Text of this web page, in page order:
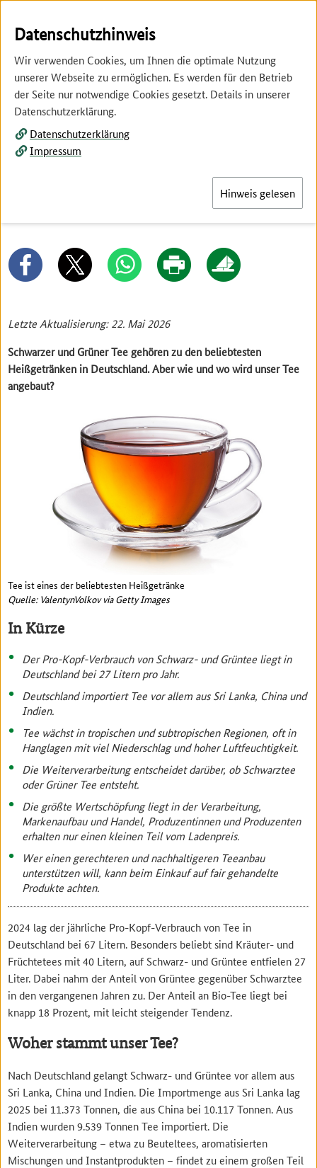
Springe
Hauptnavigation
Springe
Inhalt
Wie wird Tee angebaut?
Letzte Aktualisierung: 22. Mai 2026
Schwarzer und Grüner Tee gehören zu den beliebtesten
Heißgetränken in Deutschland. Aber wie und wo wird unser Tee
angebaut?
Tee ist eines der beliebtesten Heißgetränke
Quelle: ValentynVolkov via Getty Images
In Kürze
Der Pro-Kopf-Verbrauch von Schwarz- und Grüntee liegt in
Deutschland bei 27 Litern pro Jahr.
Deutschland importiert Tee vor allem aus Sri Lanka, China und
Indien.
Tee wächst in tropischen und subtropischen Regionen, oft in
Hanglagen mit viel Niederschlag und hoher Luftfeuchtigkeit.
Die Weiterverarbeitung entscheidet darüber, ob Schwarztee
oder Grüner Tee entsteht.
Die größte Wertschöpfung liegt in der Verarbeitung,
Markenaufbau und Handel, Produzentinnen und Produzenten
erhalten nur einen kleinen Teil vom Ladenpreis.
Wer einen gerechteren und nachhaltigeren Teeanbau
unterstützen will, kann beim Einkauf auf fair gehandelte
Produkte achten.
2024 lag der jährliche Pro-Kopf-Verbrauch von Tee in
Deutschland bei 67 Litern. Besonders beliebt sind Kräuter- und
Früchtetees mit 40 Litern, auf Schwarz- und Grüntee entfielen 27
Liter. Dabei nahm der Anteil von Grüntee gegenüber Schwarztee
in den vergangenen Jahren zu. Der Anteil an Bio-Tee liegt bei
knapp 18 Prozent, mit leicht steigender Tendenz.
Woher stammt unser Tee?
Nach Deutschland gelangt Schwarz- und Grüntee vor allem aus
Sri Lanka, China und Indien. Die Importmenge aus Sri Lanka lag
2025 bei 11.373 Tonnen, die aus China bei 10.117 Tonnen. Aus
Indien wurden 9.539 Tonnen Tee importiert. Die
Weiterverarbeitung – etwa zu Beuteltees, aromatisierten
Mischungen und Instantprodukten – findet zu einem großen Teil
Datenschutzhinweis
Wir verwenden Cookies, um Ihnen die optimale Nutzung
unserer Webseite zu ermöglichen. Es werden für den Betrieb
der Seite nur notwendige Cookies gesetzt. Details in unserer
Datenschutzerklärung.
Datenschutzerklärung
Impressum
Hinweis gelesen